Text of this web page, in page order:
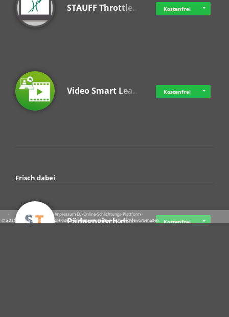
STAUFF Throttle… Kostenfrei
Video Smart Lea… Kostenfrei
Frisch dabei
Pädagogisch-did… Kostenfrei
· · ·Datenschutz ·Impressum EU-Online-Schlichtungs-Plattform·
© 2016 - 2026 SupraTix GmbH oder Partnergesellschaften - Alle Rechte vorbehalten.